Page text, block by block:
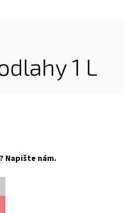
1 L
Napište nám.